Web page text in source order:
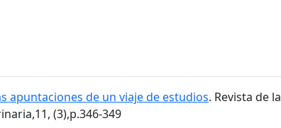
apuntaciones de un viaje de estudios. Revista de la
(3),p.346-349